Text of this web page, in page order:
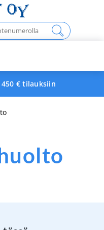
€ tilauksiin